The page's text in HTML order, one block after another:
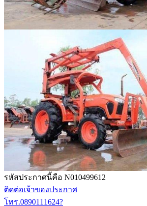
รหัสประกาศนี้คือ N010499612
ติดต่อเจ้าของประกาศ
โทร.0890111624?